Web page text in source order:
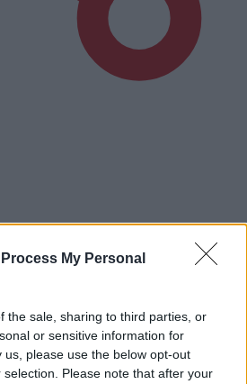
My Personal
the sale, sharing to third parties, or
or sensitive information for
please use the below opt-out
Please note that after your